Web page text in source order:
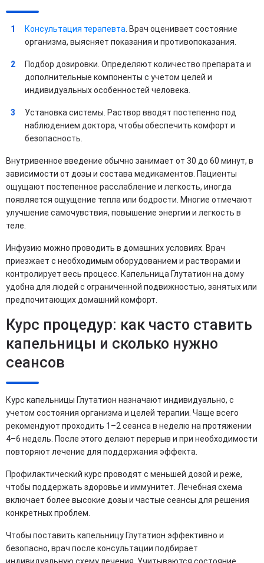
Консультация терапевта . Врач оценивает состояние
организма, выясняет показания и противопоказания.
Подбор дозировки. Определяют количество препарата и
дополнительные компоненты с учетом целей и
индивидуальных особенностей человека.
Установка системы. Раствор вводят постепенно под
наблюдением доктора, чтобы обеспечить комфорт и
безопасность.
Внутривенное введение обычно занимает от 30 до 60 минут, в
зависимости от дозы и состава медикаментов. Пациенты
ощущают постепенное расслабление и легкость, иногда
появляется ощущение тепла или бодрости. Многие отмечают
улучшение самочувствия, повышение энергии и легкость в
теле.
Инфузию можно проводить в домашних условиях. Врач
приезжает с необходимым оборудованием и растворами и
контролирует весь процесс. Капельница Глутатион на дому
удобна для людей с ограниченной подвижностью, занятых или
предпочитающих домашний комфорт.
Курс процедур: как часто ставить
капельницы и сколько нужно
сеансов
Курс капельницы Глутатион назначают индивидуально, с
учетом состояния организма и целей терапии. Чаще всего
рекомендуют проходить 1–2 сеанса в неделю на протяжении
4–6 недель. После этого делают перерыв и при необходимости
повторяют лечение для поддержания эффекта.
Профилактический курс проводят с меньшей дозой и реже,
чтобы поддержать здоровье и иммунитет. Лечебная схема
включает более высокие дозы и частые сеансы для решения
конкретных проблем.
Чтобы поставить капельницу Глутатион эффективно и
безопасно, врач после консультации подбирает
индивидуальную схему лечения. Учитываются состояние